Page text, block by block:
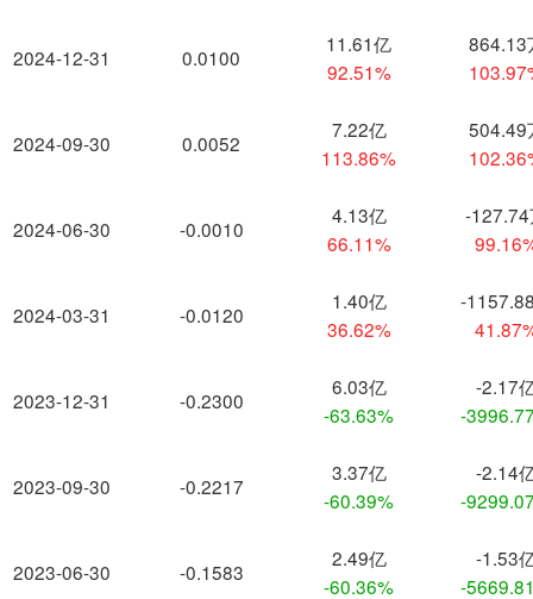
2024-12-31
2024-09-30
2024-06-30
2024-03-31
2023-12-31
2023-09-30
2023-06-30
0.0100
11.61亿
92.51%
864.13
0.0052
7.22亿
113.86%
504.49
-0.0010
4.13亿
66.11%
-
-0.0120
1.40亿
36.62%
-
-0.2300
6.03亿
-63.63%
-2.17
-
-0.2217
3.37亿
-60.39%
-2.14
-
-0.1583
2.49亿
-60.36%
-1.53
-